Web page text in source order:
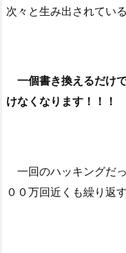
次々と生み出されてい
一個書き換えるだけで
けなくなります！！！
一回のハッキングだ
００万回近くも繰り返